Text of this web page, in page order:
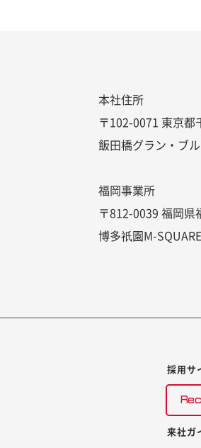
本社住所
〒102-0071 東京都
飯田橋グラン・ブ
福岡事業所
〒812-0039 福岡県
博多祇園M-SQUARE
採用サ
来社ガ